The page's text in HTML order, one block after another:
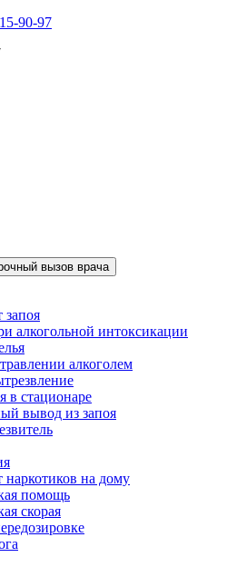
90-97
вызов врача
запоя
алкогольной интоксикации
алкоголем
в стационаре
вывод из запоя
наркотиков на дому
помощь
скорая